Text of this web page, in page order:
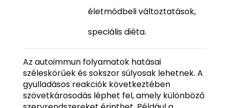
életmódbeli változtatások,
speciális diéta.
Az autoimmun folyamatok hatásai
széleskörűek és sokszor súlyosak lehetnek. A
gyulladásos reakciók következtében
szövetkárosodás léphet fel, amely különböző